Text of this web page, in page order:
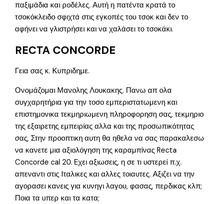
παξιμάδια και ροδέλες. Αυτή η πατέντα κρατά το
τσοκόκλειδο σφιχτά στις εγκοπές του τσοκ και δεν το
αφήνει να γλιστρήσει και να χαλάσει το τσοκάκι.
RECTA CONCORDE
Γεια σας κ. Κυπριδημε.
Ονομάζομαι Μανολης Λουκακης. Πανω απ ολα
συγχαρητήρια για την τοσο εμπεριστατωμενη και
επιστημονικα τεκμηριωμενη πληροφορηση σας, τεκμηριο
της εξαιρετης εμπειρίας αλλα και της προσωπικότητας
σας, Στην προοπτικη αυτη θα ηθελα να σας παρακαλεσω
να κανετε μια αξιολόγηση της καραμπίνας Recta
Concorde cal 20. Eχει αξιωσεις, η σε τι υστερεί π.χ.
απεναντι στις Ιταλικες και αλλες τοιαυτες. Αξιζει να την
αγορασει κανεις για κυνηγι λαγου, φασας, περδικας κλπ;
Ποια τα υπερ και τα κατα;